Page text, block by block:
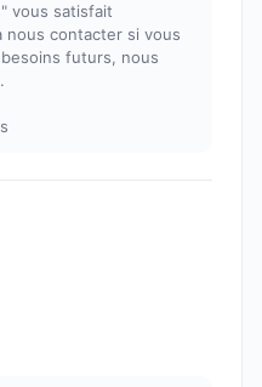
vous satisfait
nous contacter si vous
futurs, nous